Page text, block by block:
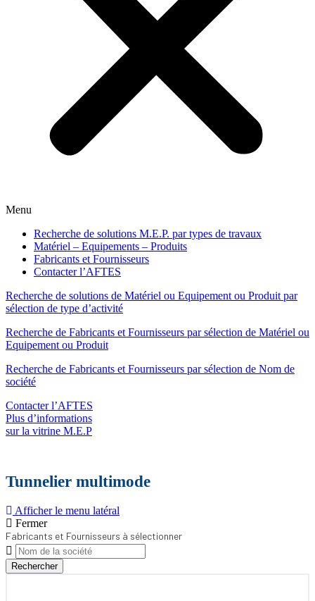
Menu
Recherche de solutions M.E.P. par types de travaux
Matériel – Equipements – Produits
Fabricants et Fournisseurs
Contacter l’AFTES
Recherche de solutions de Matériel ou Equipement ou Produit par
sélection de type d’activité
Recherche de Fabricants et Fournisseurs par sélection de Matériel ou
Equipement ou Produit
Recherche de Fabricants et Fournisseurs par sélection de Nom de
société
Contacter l’AFTES
Plus d’informations
sur la vitrine M.E.P
Tunnelier multimode
Afficher le menu latéral
Fermer
Fabricants et Fournisseurs à sélectionner
Rechercher